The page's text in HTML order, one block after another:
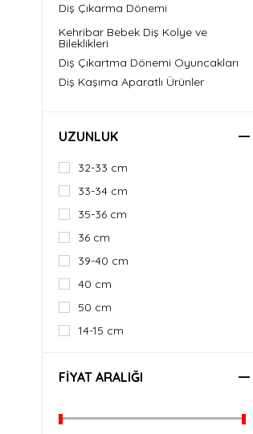
Diş Çıkarma Dönemi
Kehribar Bebek Diş Kolye ve
Bileklikleri
Diş Çıkartma Dönemi Oyuncakları
Diş Kaşıma Aparatlı Ürünler
UZUNLUK
32-33 cm
33-34 cm
35-36 cm
36 cm
39-40 cm
40 cm
50 cm
14-15 cm
FIYAT ARALIĞI